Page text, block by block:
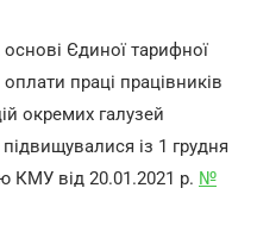
Єдиної тарифної
оплати праці працівників
окремих галузей
із 1 грудня
КМУ від 20.01.2021 р. №